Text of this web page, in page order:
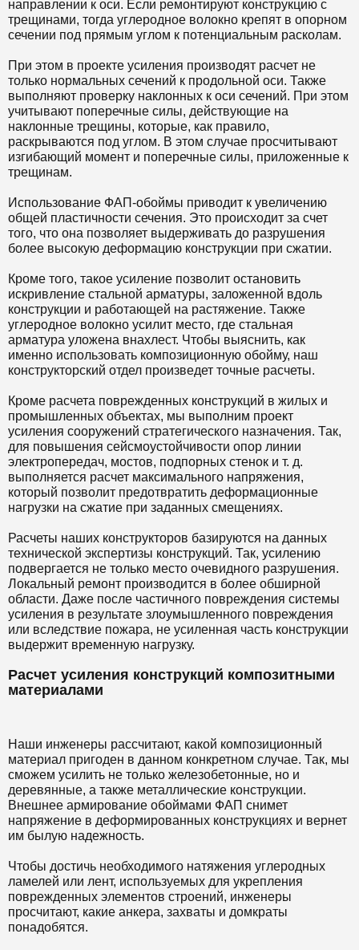
направлении к оси. Если ремонтируют конструкцию с
трещинами, тогда углеродное волокно крепят в опорном
сечении под прямым углом к потенциальным расколам.
При этом в проекте усиления производят расчет не
только нормальных сечений к продольной оси. Также
выполняют проверку наклонных к оси сечений. При этом
учитывают поперечные силы, действующие на
наклонные трещины, которые, как правило,
раскрываются под углом. В этом случае просчитывают
изгибающий момент и поперечные силы, приложенные к
трещинам.
Использование ФАП-обоймы приводит к увеличению
общей пластичности сечения. Это происходит за счет
того, что она позволяет выдерживать до разрушения
более высокую деформацию конструкции при сжатии.
Кроме того, такое усиление позволит остановить
искривление стальной арматуры, заложенной вдоль
конструкции и работающей на растяжение. Также
углеродное волокно усилит место, где стальная
арматура уложена внахлест. Чтобы выяснить, как
именно использовать композиционную обойму, наш
конструкторский отдел произведет точные расчеты.
Кроме расчета поврежденных конструкций в жилых и
промышленных объектах, мы выполним проект
усиления сооружений стратегического назначения. Так,
для повышения сейсмоустойчивости опор линии
электропередач, мостов, подпорных стенок и т. д.
выполняется расчет максимального напряжения,
который позволит предотвратить деформационные
нагрузки на сжатие при заданных смещениях.
Расчеты наших конструкторов базируются на данных
технической экспертизы конструкций. Так, усилению
подвергается не только место очевидного разрушения.
Локальный ремонт производится в более обширной
области. Даже после частичного повреждения системы
усиления в результате злоумышленного повреждения
или вследствие пожара, не усиленная часть конструкции
выдержит временную нагрузку.
Расчет усиления конструкций композитными
материалами
Наши инженеры рассчитают, какой композиционный
материал пригоден в данном конкретном случае. Так, мы
сможем усилить не только железобетонные, но и
деревянные, а также металлические конструкции.
Внешнее армирование обоймами ФАП снимет
напряжение в деформированных конструкциях и вернет
им былую надежность.
Чтобы достичь необходимого натяжения углеродных
ламелей или лент, используемых для укрепления
поврежденных элементов строений, инженеры
просчитают, какие анкера, захваты и домкраты
понадобятся.